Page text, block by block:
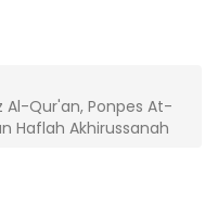
Al-Qur'an, Ponpes At-
Haflah Akhirussanah